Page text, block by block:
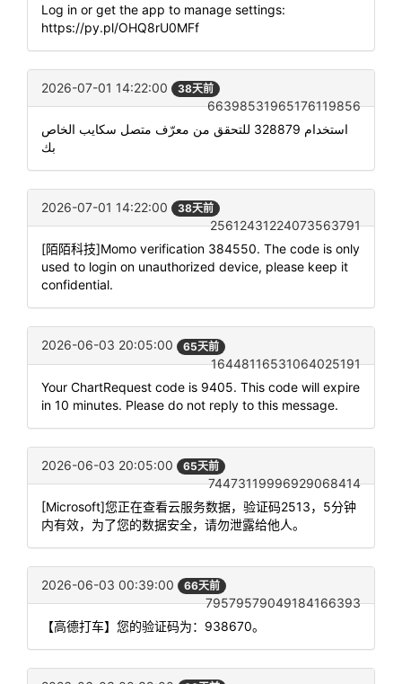
Log in or get the app to manage settings:
https://py.pl/OHQ8rU0MFf
2026-07-01 14:22:00 38天前
66398531965176119856
استخدام 328879 للتحقق من معرّف متصل سكايب الخاص
بك
2026-07-01 14:22:00 38天前
25612431224073563791
[陌陌科技]Momo verification 384550. The code is only
used to login on unauthorized device, please keep it
confidential.
2026-06-03 20:05:00 65天前
16448116531064025191
Your ChartRequest code is 9405. This code will expire
in 10 minutes. Please do not reply to this message.
2026-06-03 20:05:00 65天前
74473119996929068414
[Microsoft]您正在查看云服务数据，验证码2513，5分钟
内有效，为了您的数据安全，请勿泄露给他人。
2026-06-03 00:39:00 66天前
79579579049184166393
【高德打车】您的验证码为：938670。